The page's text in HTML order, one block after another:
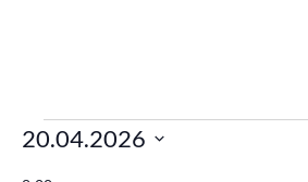
Veranstaltungen
20.04.2026